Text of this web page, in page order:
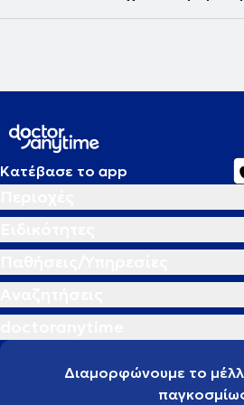
εμβολίου OSE2101 έναντι της κλασικής
ασθενείς με προχωρημένο μη -
Κατέβασε το app
Διαμορφώνουμε το